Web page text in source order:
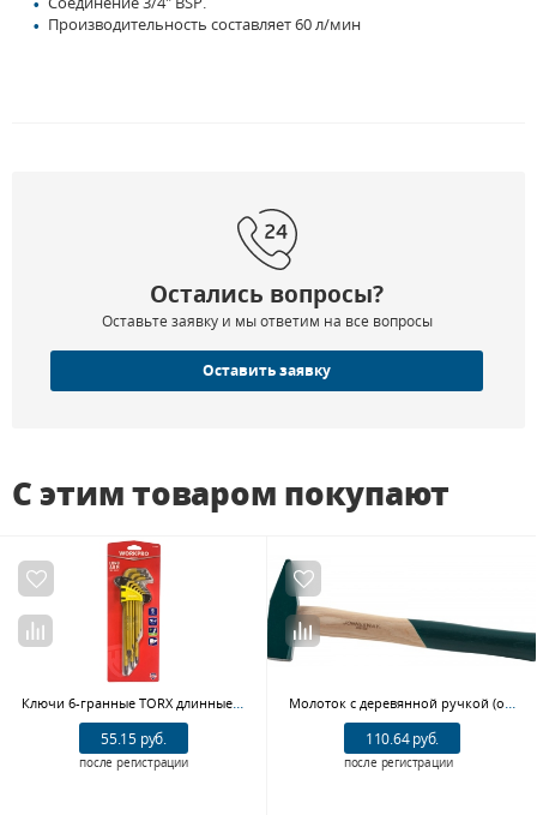
Производительность составляет 60 л/мин
Остались вопросы?
Оставьте заявку и мы ответим на все вопросы
Оставить заявку
С этим товаром покупают
Ключи 6-гранные TORX длинные 9шт в держателе WP222008 WORKPRO
55.15 руб.
после регистрации
Молоток с деревянной ручкой (орех) JONNESWAY M091000 (1 кг)
110.64 руб.
после регистрации